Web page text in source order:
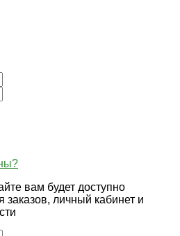
вам будет доступно
заказов, личный кабинет и